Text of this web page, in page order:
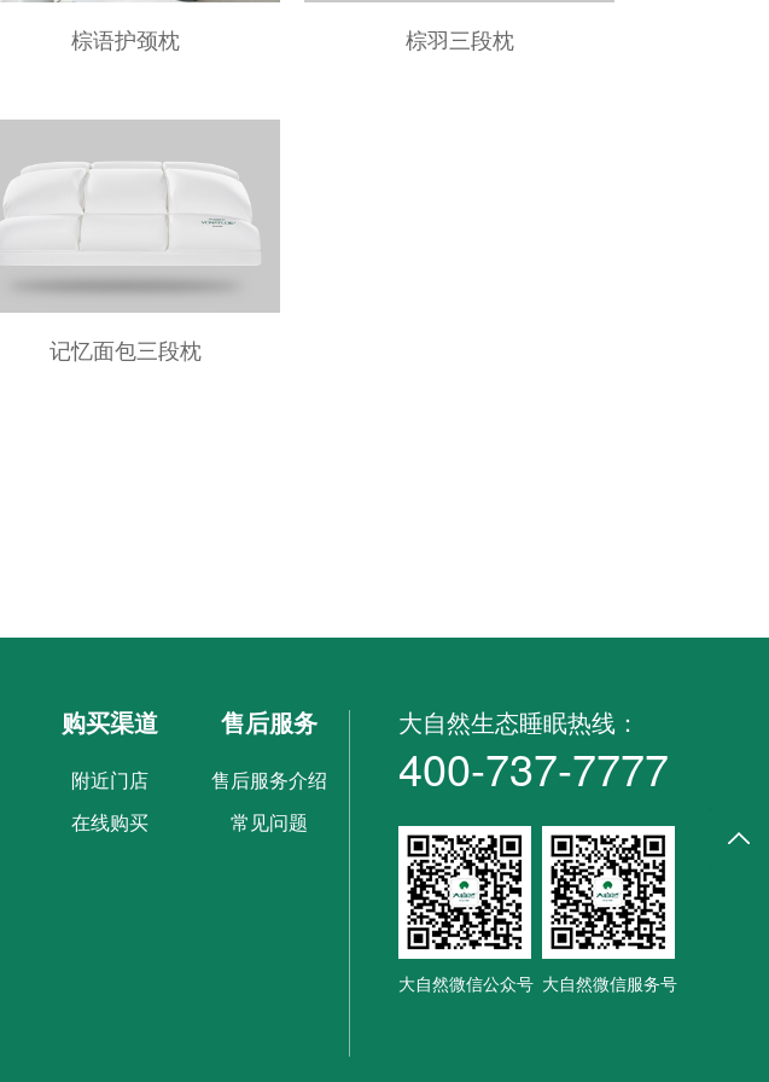
棕语护颈枕 棕羽三段枕
记忆面包三段枕
购买渠道
附近门店
在线购买
售后服务
售后服务介绍
常见问题
大自然生态睡眠热线：
400-737-7777
大自然微信公众号 大自然微信服务号
返回